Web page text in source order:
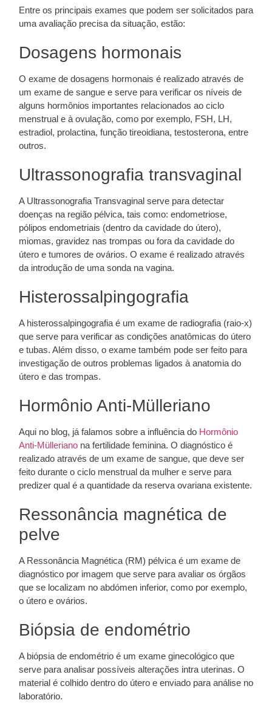
Entre os principais exames que podem ser solicitados para
uma avaliação precisa da situação, estão:
Dosagens hormonais
O exame de dosagens hormonais é realizado através de
um exame de sangue e serve para verificar os níveis de
alguns hormônios importantes relacionados ao ciclo
menstrual e à ovulação, como por exemplo, FSH, LH,
estradiol, prolactina, função tireoidiana, testosterona, entre
outros.
Ultrassonografia transvaginal
A Ultrassonografia Transvaginal serve para detectar
doenças na região pélvica, tais como: endometriose,
pólipos endometriais (dentro da cavidade do útero),
miomas, gravidez nas trompas ou fora da cavidade do
útero e tumores de ovários. O exame é realizado através
da introdução de uma sonda na vagina.
Histerossalpingografia
A histerossalpingografia é um exame de radiografia (raio-x)
que serve para verificar as condições anatômicas do útero
e tubas. Além disso, o exame também pode ser feito para
investigação de outros problemas ligados à anatomia do
útero e das trompas.
Hormônio Anti-Mülleriano
Aqui no blog, já falamos sobre a influência do Hormônio
Anti-Müllerianona fertilidade feminina. O diagnóstico é
realizado através de um exame de sangue, que deve ser
feito durante o ciclo menstrual da mulher e serve para
predizer qual é a quantidade da reserva ovariana existente.
Ressonância magnética de
pelve
A Ressonância Magnética (RM) pélvica é um exame de
diagnóstico por imagem que serve para avaliar os órgãos
que se localizam no abdómen inferior, como por exemplo,
o útero e ovários.
Biópsia de endométrio
A biópsia de endométrio é um exame ginecológico que
serve para analisar possíveis alterações intra uterinas. O
material é colhido dentro do útero e enviado para análise no
laboratório.